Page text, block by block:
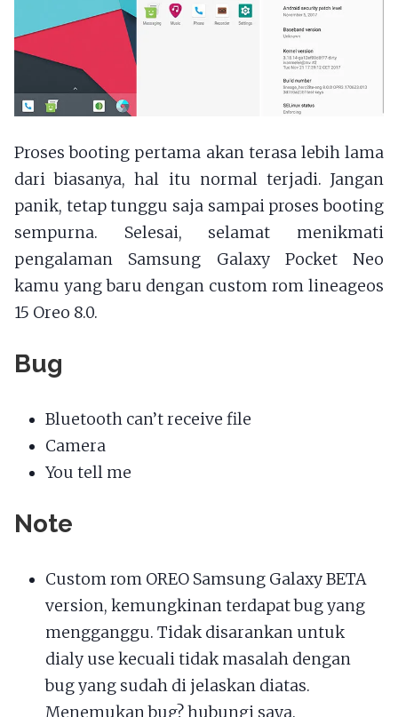
Proses booting pertama akan terasa lebih lama
dari biasanya, hal itu normal terjadi. Jangan
panik, tetap tunggu saja sampai proses booting
sempurna. Selesai, selamat menikmati
pengalaman Samsung Galaxy Pocket Neo
kamu yang baru dengan custom rom lineageos
15 Oreo 8.0.
Bug
Bluetooth can’t receive file
Camera
You tell me
Note
Custom rom OREO Samsung Galaxy BETA
version, kemungkinan terdapat bug yang
mengganggu. Tidak disarankan untuk
dialy use kecuali tidak masalah dengan
bug yang sudah di jelaskan diatas.
Menemukan bug? hubungi saya.